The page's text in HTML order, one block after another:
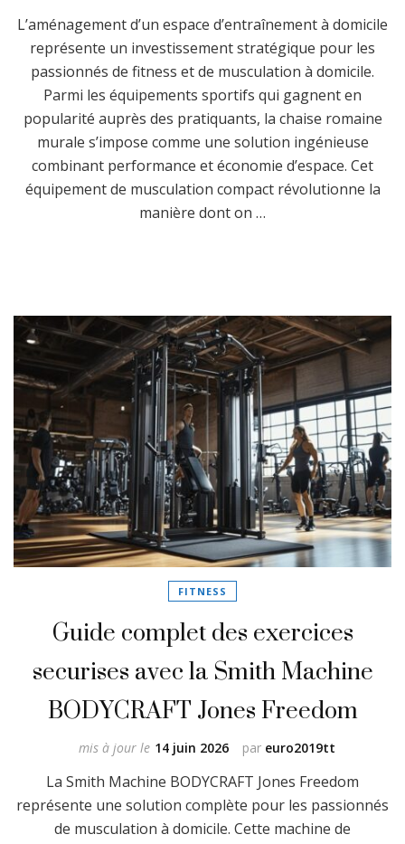
L’aménagement d’un espace d’entraînement à domicile
représente un investissement stratégique pour les
passionnés de fitness et de musculation à domicile.
Parmi les équipements sportifs qui gagnent en
popularité auprès des pratiquants, la chaise romaine
murale s’impose comme une solution ingénieuse
combinant performance et économie d’espace. Cet
équipement de musculation compact révolutionne la
manière dont on …
FITNESS
Guide complet des exercices
securises avec la Smith Machine
BODYCRAFT Jones Freedom
par euro2019tt
mis à jour le 14 juin 2026
La Smith Machine BODYCRAFT Jones Freedom
représente une solution complète pour les passionnés
de musculation à domicile. Cette machine de